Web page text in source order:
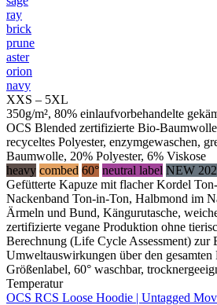
ray
brick
prune
aster
orion
navy
XXS – 5XL
350g/m², 80% einlaufvorbehandelte
OCS Blended zertifizierte Bio-
recyceltes Polyester, enzymgewaschen,
Baumwolle, 20% Polyester, 6% Viskose
heavy combed 60° neutral label NEW
Gefütterte Kapuze mit flacher Kordel
Nackenband Ton-in-Ton, Halbmond im
Ärmeln und Bund, Kängurutasche,
zertifizierte vegane Produktion ohne
Berechnung (Life Cycle Assessment) zur
Umweltauswirkungen über den gesamten
Größenlabel, 60° waschbar,
Temperatur
OCS RCS Loose Hoodie | Untagged